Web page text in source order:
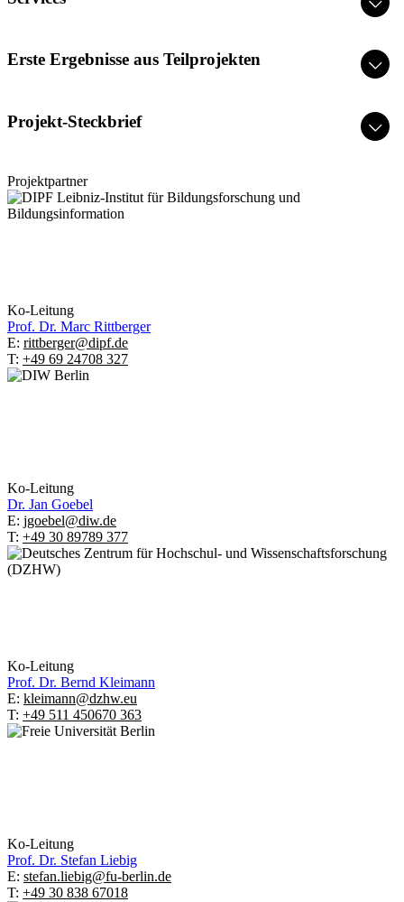
Erste Ergebnisse aus Teilprojekten
Projekt-Steckbrief
Projektpartner
Ko-Leitung
Prof. Dr. Marc Rittberger
E: rittberger@dipf.de
T: +49 69 24708 327
Ko-Leitung
Dr. Jan Goebel
E: jgoebel@diw.de
T: +49 30 89789 377
Ko-Leitung
Prof. Dr. Bernd Kleimann
E: kleimann@dzhw.eu
T: +49 511 450670 363
Ko-Leitung
Prof. Dr. Stefan Liebig
E: stefan.liebig@fu-berlin.de
T: +49 30 838 67018